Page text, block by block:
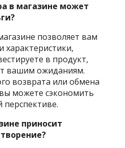
в магазине может
позволяет вам
характеристики,
в продукт,
вашим ожиданиям.
возврата или обмена
можете сэкономить
перспективе.
приносит